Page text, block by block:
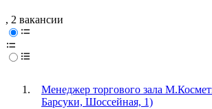
, 2 вакансии
Менеджер торгового зала
Барсуки, Шоссейная, 1)